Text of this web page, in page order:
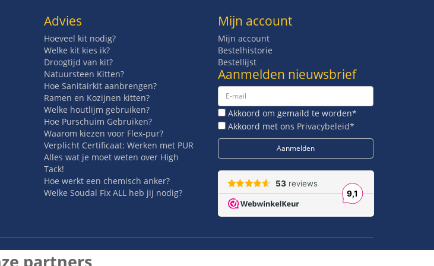
Advies
Hoeveel kit nodig?
Welke kit kies ik?
Droogtijd van kit?
Natuursteen Kitten?
Hoe Sanitairkit aanbrengen?
Ramen en Kozijnen kitten?
Welke houtlijm gebruiken?
Hoe Purschuim Gebruiken?
Waarom kiezen voor Flex-pur?
Verplicht Certificaat: Werken met PUR
Alles wat je moet weten over High
Tack!
Hoe werkt een chemisch anker?
Welke Soudal Fix ALL heb jij nodig?
Mijn account
Mijn account
Bestelhistorie
Bestellijst
Aanmelden nieuwsbrief
Akkoord om gemaild te worden*
Akkoord met ons Privacybeleid*
partners